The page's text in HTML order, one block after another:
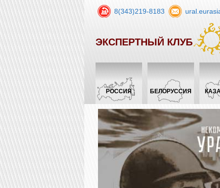
8(343)219-8183
ЭКСПЕРТНЫЙ КЛУБ
РОССИЯ БЕЛОРУССИЯ